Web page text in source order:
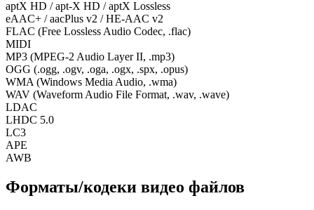
aptX HD / apt-X HD / aptX Lossless
eAAC+ / aacPlus v2 / HE-AAC v2
FLAC (Free Lossless Audio Codec, .flac)
MIDI
MP3 (MPEG-2 Audio Layer II, .mp3)
OGG (.ogg, .ogv, .oga, .ogx, .spx, .opus)
WMA (Windows Media Audio, .wma)
WAV (Waveform Audio File Format, .wav, .wave)
LDAC
LHDC 5.0
LC3
APE
AWB
Форматы/кодеки видео файлов